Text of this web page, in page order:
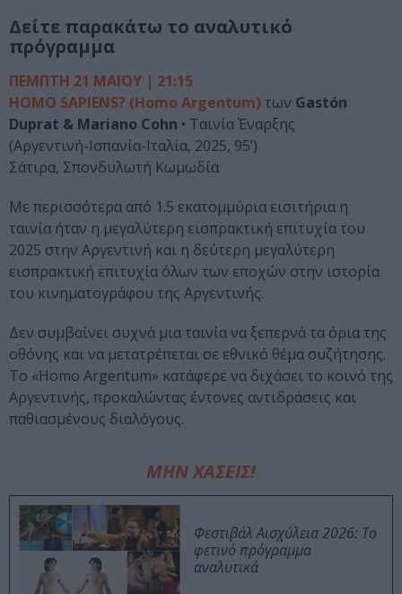
Δείτε παρακάτω το αναλυτικό
πρόγραμμα
ΠΕΜΠΤΗ 21 ΜΑΪΟΥ | 21:15
HOMO SAPIENS? (Homo Argentum) των Gastón
Duprat & Mariano Cohn • Ταινία Έναρξης
(Αργεντινή-Ισπανία-Ιταλία, 2025, 95’)
Σάτιρα, Σπονδυλωτή Κωμωδία
Με περισσότερα από 1.5 εκατομμύρια εισιτήρια η
ταινία ήταν η μεγαλύτερη εισπρακτική επιτυχία του
2025 στην Αργεντινή και η δεύτερη μεγαλύτερη
εισπρακτική επιτυχία όλων των εποχών στην ιστορία
του κινηματογράφου της Αργεντινής.
Δεν συμβαίνει συχνά μια ταινία να ξεπερνά τα όρια της
οθόνης και να μετατρέπεται σε εθνικό θέμα συζήτησης.
Το «Homo Argentum» κατάφερε να διχάσει το κοινό της
Αργεντινής, προκαλώντας έντονες αντιδράσεις και
παθιασμένους διαλόγους.
ΜΗΝ ΧΑΣΕΙΣ!
Φεστιβάλ Αισχύλεια 2026: Το
φετινό πρόγραμμα
αναλυτικά